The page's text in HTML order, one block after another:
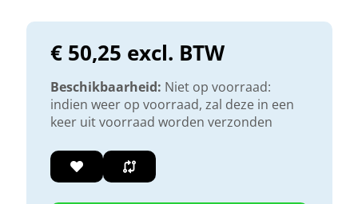
€ 50,25 excl. BTW
Beschikbaarheid: Niet op voorraad:
indien weer op voorraad, zal deze in een
keer uit voorraad worden verzonden